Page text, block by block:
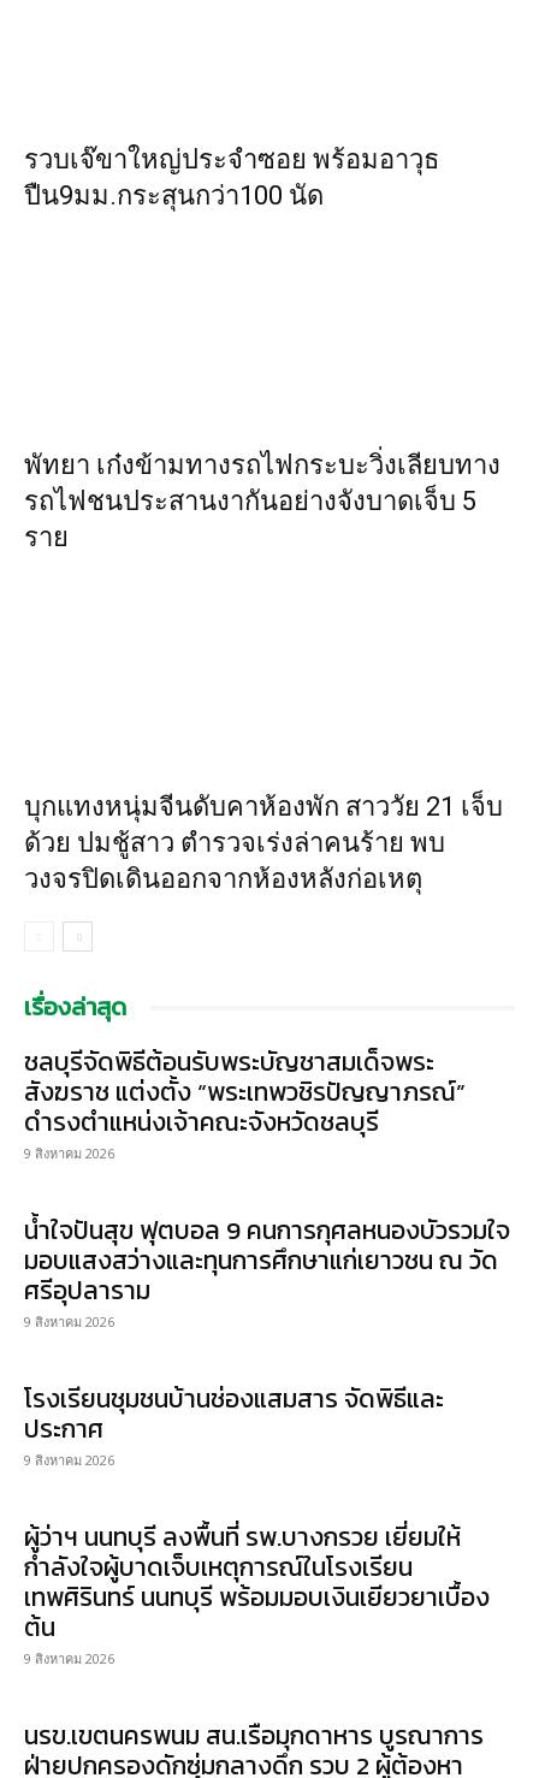
รวบเจ๊ขาใหญ่ประจำซอย พร้อมอาวุธ
ปืน9มม.กระสุนกว่า100 นัด
พัทยา เก๋งข้ามทางรถไฟกระบะวิ่งเลียบทาง
รถไฟชนประสานงากันอย่างจังบาดเจ็บ 5
ราย
บุกแทงหนุ่มจีนดับคาห้องพัก สาววัย 21 เจ็บ
ด้วย ปมชู้สาว ตำรวจเร่งล่าคนร้าย พบ
วงจรปิดเดินออกจากห้องหลังก่อเหตุ
เรื่องล่าสุด
ชลบุรีจัดพิธีต้อนรับพระบัญชาสมเด็จพระ
สังฆราช แต่งตั้ง “พระเทพวชิรปัญญาภรณ์”
ดำรงตำแหน่งเจ้าคณะจังหวัดชลบุรี
9 สิงหาคม 2026
น้ำใจปันสุข ฟุตบอล 9 คนการกุศลหนองบัวรวมใจ
มอบแสงสว่างและทุนการศึกษาแก่เยาวชน ณ วัด
ศรีอุปลาราม
9 สิงหาคม 2026
โรงเรียนชุมชนบ้านช่องแสมสาร จัดพิธีและ
ประกาศ
9 สิงหาคม 2026
ผู้ว่าฯ นนทบุรี ลงพื้นที่ รพ.บางกรวย เยี่ยมให้
กำลังใจผู้บาดเจ็บเหตุการณ์ในโรงเรียน
เทพศิรินทร์ นนทบุรี พร้อมมอบเงินเยียวยาเบื้อง
ต้น
9 สิงหาคม 2026
นรข.เขตนครพนม สน.เรือมุกดาหาร บูรณาการ
ฝ่ายปกครองดักซุ่มกลางดึก รวบ 2 ผู้ต้องหา